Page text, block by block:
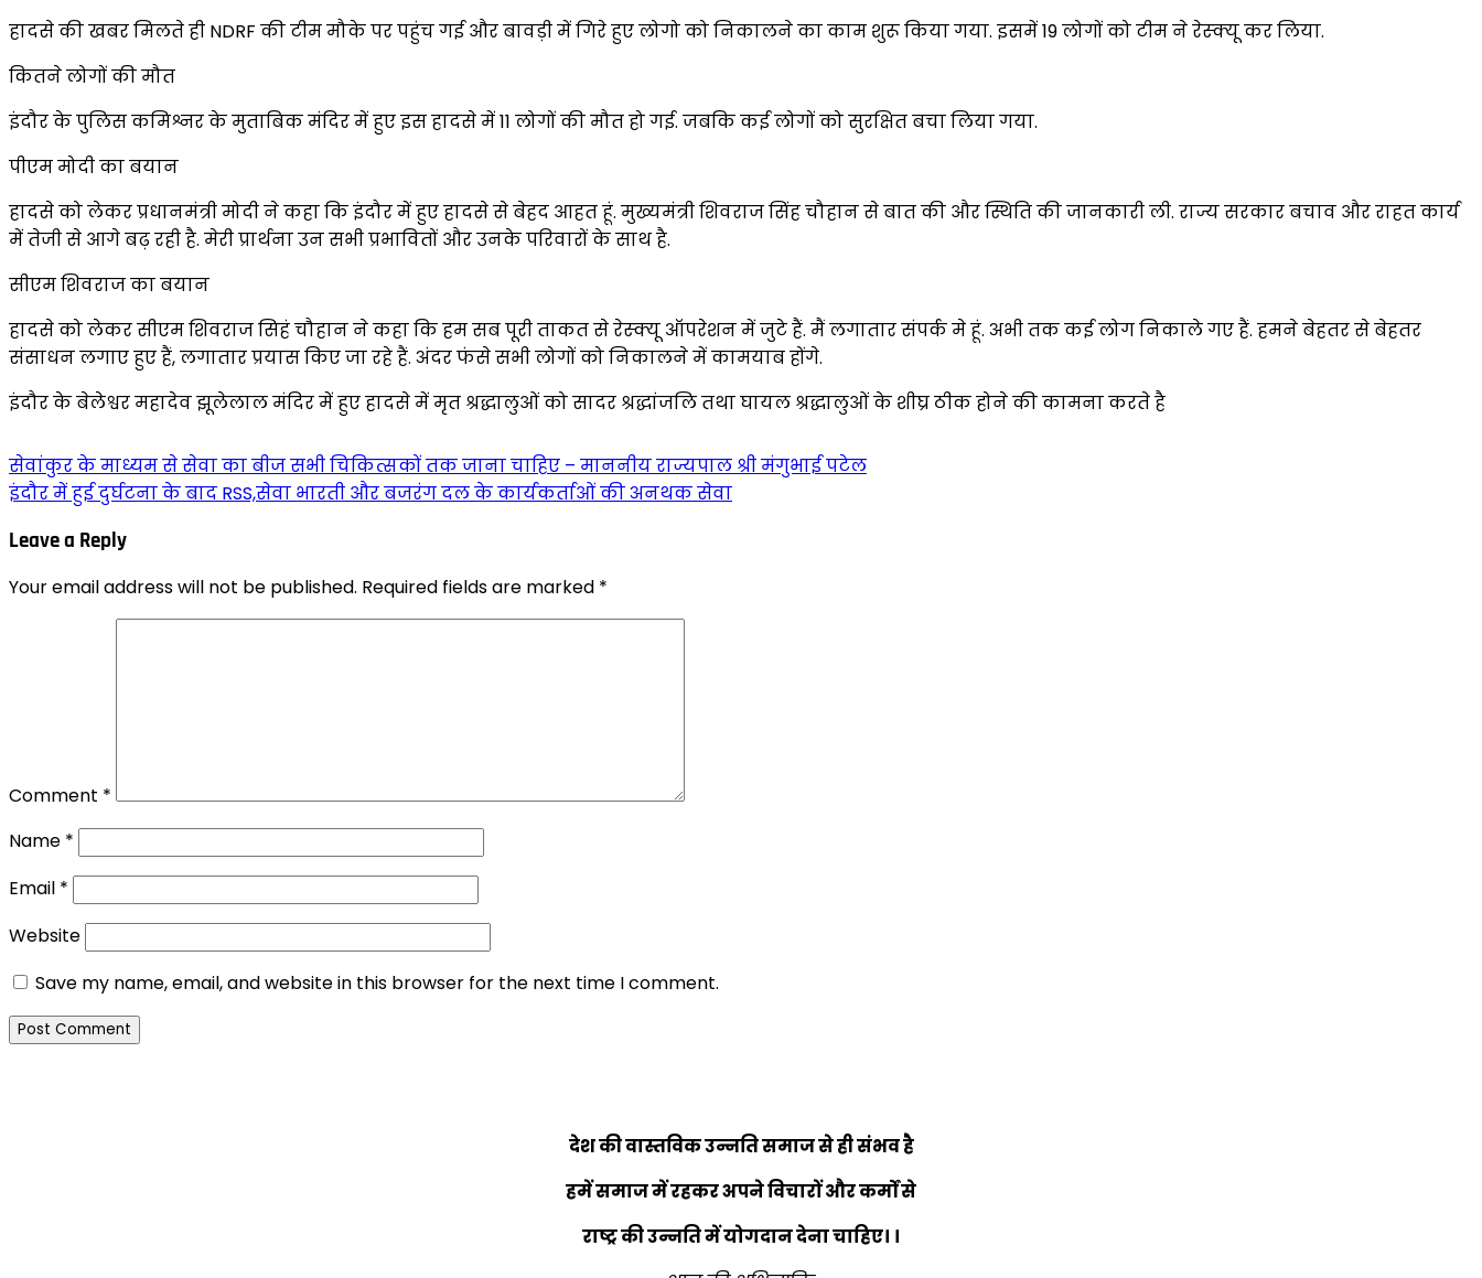
हादसे की खबर मिलते ही NDRF की टीम मौके पर पहुंच गई और बावड़ी में गिरे हुए लोगो को निकालने का काम शुरू किया गया. इसमें 19 लोगों को टीम ने रेस्क्यू कर लिया.
कितने लोगों की मौत
इंदौर के पुलिस कमिश्नर के मुताबिक मंदिर में हुए इस हादसे में 11 लोगों की मौत हो गई. जबकि कई लोगों को सुरक्षित बचा लिया गया.
पीएम मोदी का बयान
हादसे को लेकर प्रधानमंत्री मोदी ने कहा कि इंदौर में हुए हादसे से बेहद आहत हूं. मुख्यमंत्री शिवराज सिंह चौहान से बात की और स्थिति की जानकारी ली. राज्य सरकार बचाव और राहत कार्य
में तेजी से आगे बढ़ रही है. मेरी प्रार्थना उन सभी प्रभावितों और उनके परिवारों के साथ है.
सीएम शिवराज का बयान
हादसे को लेकर सीएम शिवराज सिहं चौहान ने कहा कि हम सब पूरी ताकत से रेस्क्यू ऑपरेशन में जुटे हैं. मैं लगातार संपर्क मे हूं. अभी तक कई लोग निकाले गए हैं. हमने बेहतर से बेहतर
संसाधन लगाए हुए हैं, लगातार प्रयास किए जा रहे हैं. अंदर फंसे सभी लोगों को निकालने में कामयाब होंगे.
इंदौर के बेलेश्वर महादेव झूलेलाल मंदिर में हुए हादसे में मृत श्रद्धालुओं को सादर श्रद्धांजलि तथा घायल श्रद्धालुओं के शीघ्र ठीक होने की कामना करते है
Post
navigation
सेवांकुर के माध्यम से सेवा का बीज सभी चिकित्सकों तक जाना चाहिए – माननीय राज्यपाल श्री मंगुभाई पटेल
इंदौर में हुई दुर्घटना के बाद RSS,सेवा भारती और बजरंग दल के कार्यकर्ताओं की अनथक सेवा
Leave a Reply
Your email address will not be published. Required fields are marked *
Comment *
Name *
Email *
Website
Save my name, email, and website in this browser for the next time I comment.
देश की वास्तविक उन्नति समाज से ही संभव है
हमें समाज में रहकर अपने विचारों और कर्मों से
राष्ट्र की उन्नति में योगदान देना चाहिए। ।